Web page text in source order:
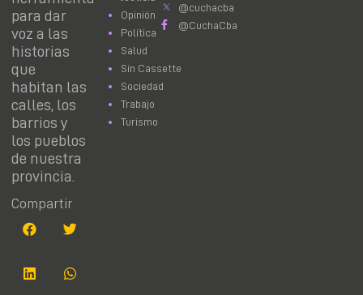
para dar
voz a las
historias
que
habitan las
calles, los
barrios y
los pueblos
de nuestra
provincia.
Compartir
Opinión
Política
Salud
Sin Cassette
Sociedad
Trabajo
Turismo
@cuchacba
@CuchaCba